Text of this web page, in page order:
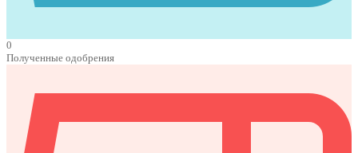
0
Полученные одобрения